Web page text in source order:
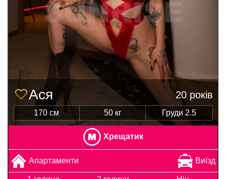
Ася 20 років
170 см 50 кг Груди 2.5
Хрещатик
Апартаменти Виїзд